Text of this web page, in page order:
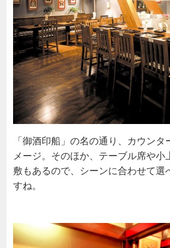
「御酒印船」の名の通り、カウンタ
メージ。そのほか、テーブル席や小
敷もあるので、シーンに合わせて選
すね。